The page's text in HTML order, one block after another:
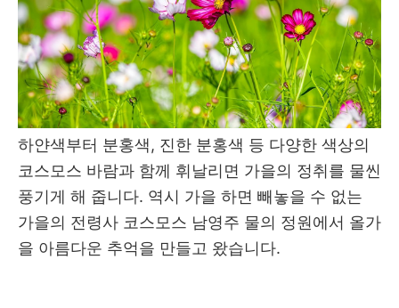
하얀색부터 분홍색, 진한 분홍색 등 다양한 색상의
코스모스 바람과 함께 휘날리면 가을의 정취를 물씬
풍기게 해 줍니다. 역시 가을 하면 빼놓을 수 없는
가을의 전령사 코스모스 남영주 물의 정원에서 올가
을 아름다운 추억을 만들고 왔습니다.